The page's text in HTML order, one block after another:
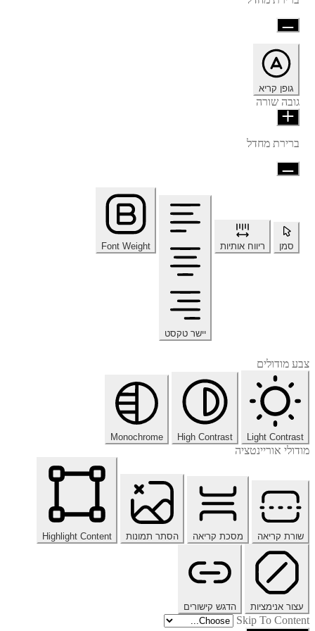
גופן קריא
גובה שורה
ברירת מחדל
סמן ריווח אותיות
יישר טקסט
Font Weight
צבע מודולים
Light Contrast
High Contrast
Monochrome
מודולי אוריינטציה
שורת קריאה מסכת קריאה הסתר תמונות Highlight Content
עצור אנימציות הדגש קישורים
Skip To Content